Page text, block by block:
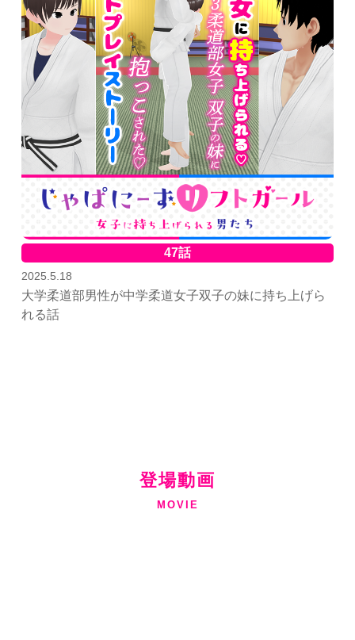
47話
2025.5.18
大学柔道部男性が中学柔道女子双子の妹に持ち上げら
れる話
登場動画
MOVIE